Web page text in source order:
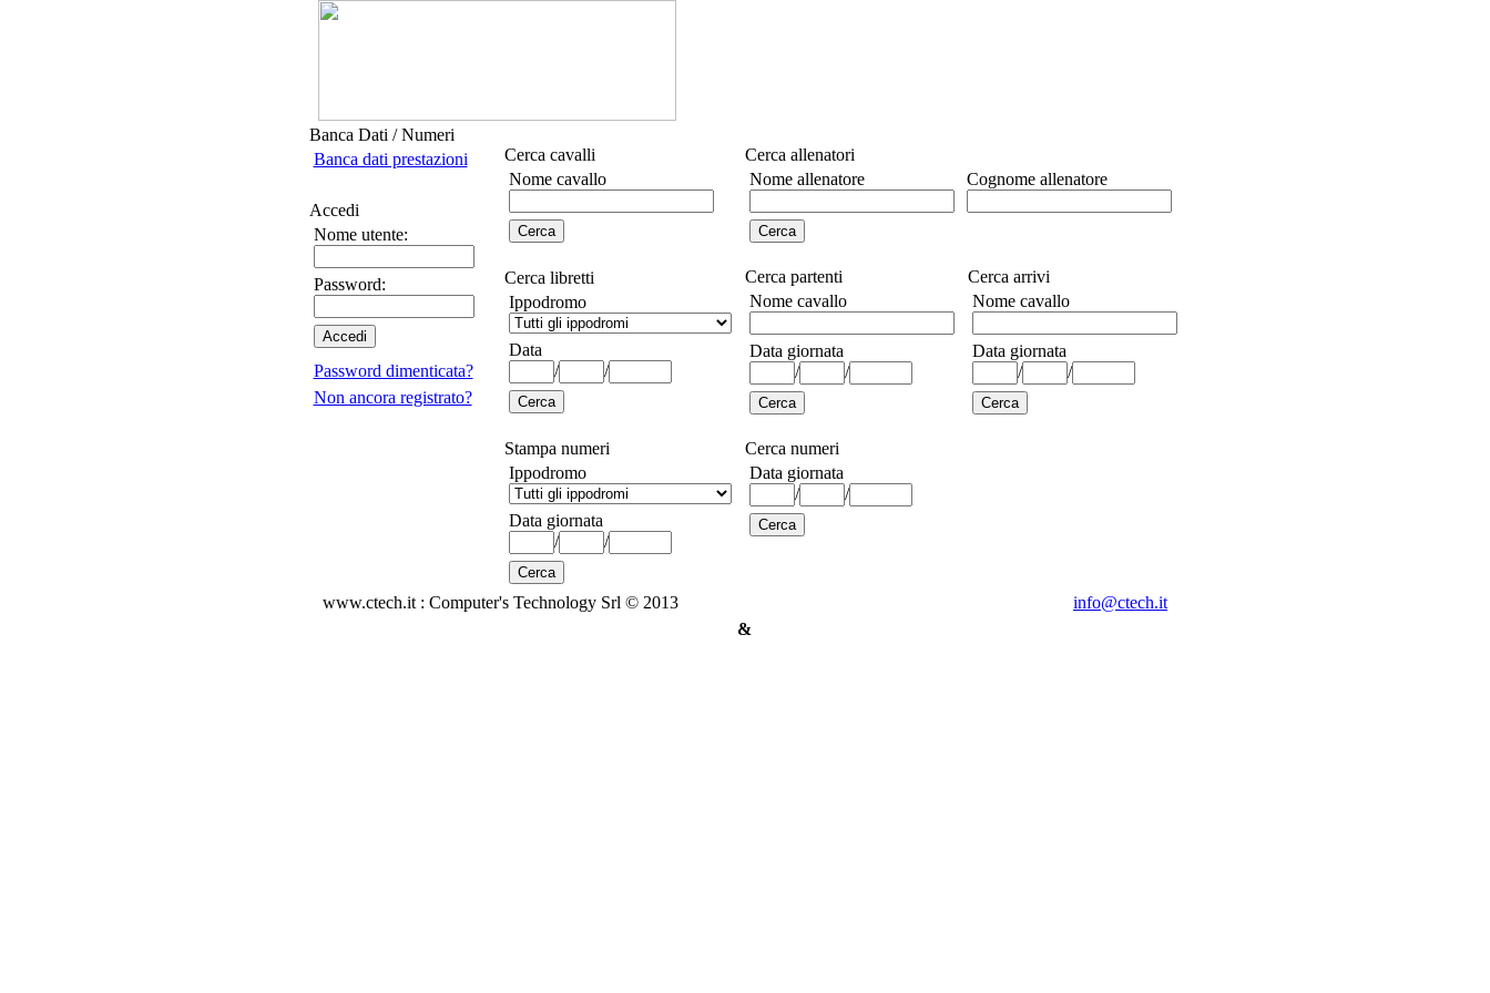
Banca Dati / Numeri
Banca dati prestazioni
Accedi
Nome utente:
Password:
Password dimenticata?
Non ancora registrato?
Cerca cavalli
Nome cavallo
Cerca allenatori
Nome allenatore
Cognome allenatore
Cerca libretti
Ippodromo
Data
/
/
Cerca partenti
Nome cavallo
Data giornata
/
/
Cerca arrivi
Nome cavallo
Data giornata
/
/
Stampa numeri
Ippodromo
Data giornata
/
/
Cerca numeri
Data giornata
/
/
www.ctech.it : Computer's Technology Srl © 2013
info@ctech.it
&